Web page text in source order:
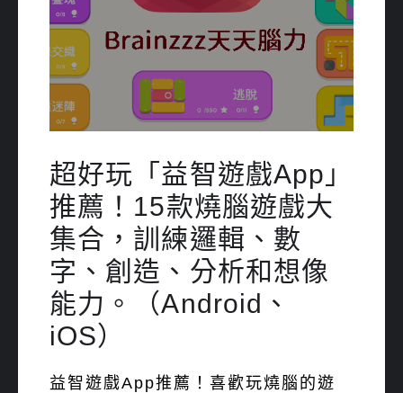
超好玩「益智遊戲App」
推薦！15款燒腦遊戲大
集合，訓練邏輯、數
字、創造、分析和想像
能力。（Android、
iOS）
益智遊戲App推薦！喜歡玩燒腦的遊